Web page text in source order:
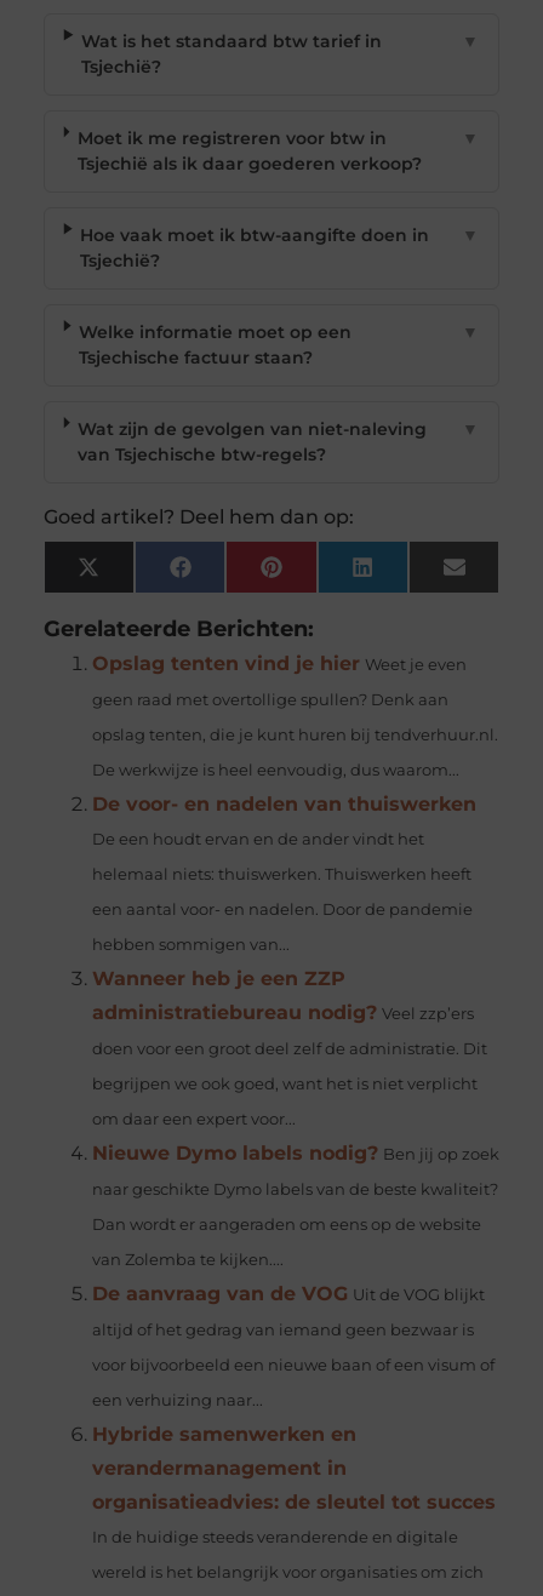
Wat is het standaard btw tarief in
Tsjechië?
▼
Moet ik me registreren voor btw in
Tsjechië als ik daar goederen verkoop?
▼
Hoe vaak moet ik btw-aangifte doen in
Tsjechië?
▼
Welke informatie moet op een
Tsjechische factuur staan?
▼
Wat zijn de gevolgen van niet-naleving
van Tsjechische btw-regels?
▼
Goed artikel? Deel hem dan op:
X
(Twitter)
FacebookPinterest LinkedIn Email
Gerelateerde Berichten:
Opslag tenten vind je hier Weet je even
geen raad met overtollige spullen? Denk aan
opslag tenten, die je kunt huren bij tendverhuur.nl.
De werkwijze is heel eenvoudig, dus waarom...
De voor- en nadelen van thuiswerken
De een houdt ervan en de ander vindt het
helemaal niets: thuiswerken. Thuiswerken heeft
een aantal voor- en nadelen. Door de pandemie
hebben sommigen van...
Wanneer heb je een ZZP
administratiebureau nodig? Veel zzp’ers
doen voor een groot deel zelf de administratie. Dit
begrijpen we ook goed, want het is niet verplicht
om daar een expert voor...
Nieuwe Dymo labels nodig? Ben jij op zoek
naar geschikte Dymo labels van de beste kwaliteit?
Dan wordt er aangeraden om eens op de website
van Zolemba te kijken....
De aanvraag van de VOG Uit de VOG blijkt
altijd of het gedrag van iemand geen bezwaar is
voor bijvoorbeeld een nieuwe baan of een visum of
een verhuizing naar...
Hybride samenwerken en
verandermanagement in
organisatieadvies: de sleutel tot succes
In de huidige steeds veranderende en digitale
wereld is het belangrijk voor organisaties om zich